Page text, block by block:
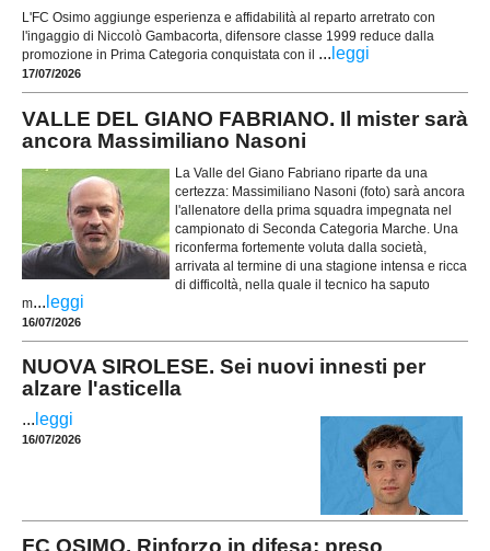
L'FC Osimo aggiunge esperienza e affidabilità al reparto arretrato con
l'ingaggio di Niccolò Gambacorta, difensore classe 1999 reduce dalla
promozione in Prima Categoria conquistata con il ... leggi
17/07/2026
VALLE DEL GIANO FABRIANO. Il mister sarà
ancora Massimiliano Nasoni
La Valle del Giano Fabriano riparte da una
certezza: Massimiliano Nasoni (foto) sarà ancora
l'allenatore della prima squadra impegnata nel
campionato di Seconda Categoria Marche. Una
riconferma fortemente voluta dalla società,
arrivata al termine di una stagione intensa e ricca
di difficoltà, nella quale il tecnico ha saputo
m... leggi
16/07/2026
NUOVA SIROLESE. Sei nuovi innesti per
alzare l'asticella
... leggi
16/07/2026